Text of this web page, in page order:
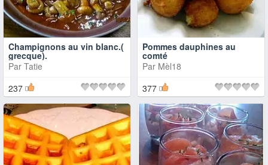
Champignons au vin blanc.(
grecque).
Par Tatie
237
Pommes dauphines au
comté
Par Mèl18
377